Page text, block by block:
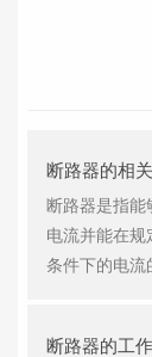
断路器的相
断路器是指能
电流并能在规
条件下的电流
断路器的工